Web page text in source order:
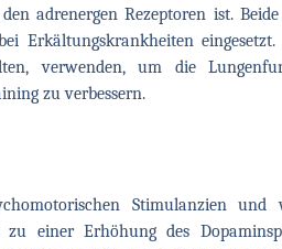
adrenergen Rezeptoren ist.
Erkältungskrankheiten
verwenden, um die
zu verbessern.
Stimulanzien
zu einer Erhöhung des